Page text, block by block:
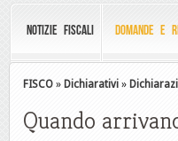
NOTIZIE FISCALI DOMANDE E
FISCO » Dichiarativi »
Quando